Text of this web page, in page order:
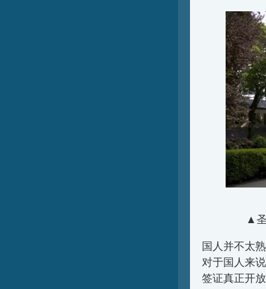
▲
国人并不太
对于国人来
签证真正开